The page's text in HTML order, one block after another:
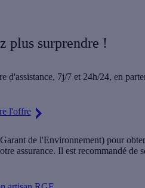
plus surprendre !
d'assistance, 7j/7 et 24h/24, en
l'offre
de l'Environnement) pour
assurance. Il est recommandé de